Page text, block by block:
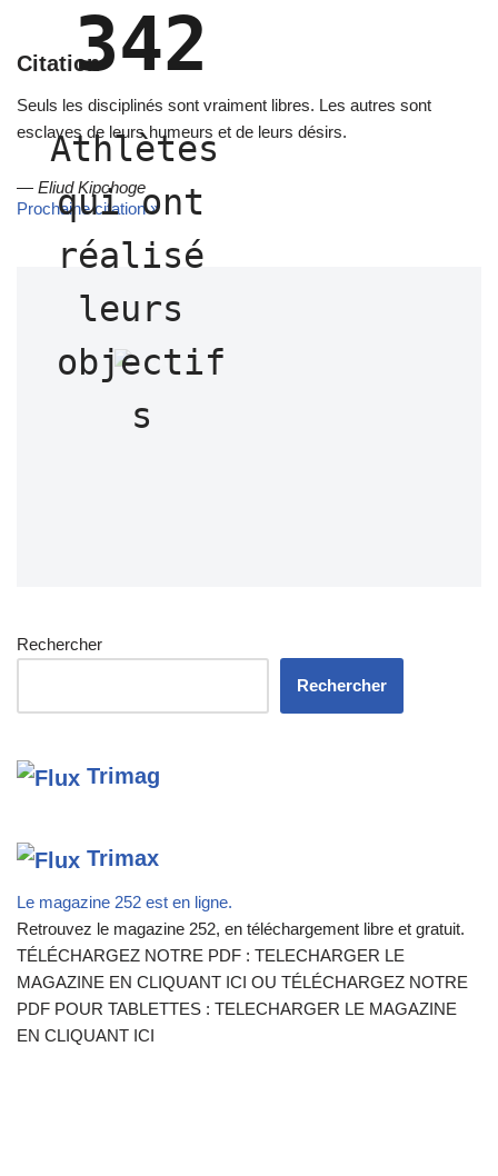
Citation
Seuls les disciplinés sont vraiment libres. Les autres sont
esclaves de leurs humeurs et de leurs désirs.
— Eliud Kipchoge
Prochaine citation »
342
Athlètes
qui ont
réalisé
leurs
objectif
s
Rechercher
Rechercher
Trimag
Trimax
Le magazine 252 est en ligne.
Retrouvez le magazine 252, en téléchargement libre et gratuit.
TÉLÉCHARGEZ NOTRE PDF : TELECHARGER LE
MAGAZINE EN CLIQUANT ICI OU TÉLÉCHARGEZ NOTRE
PDF POUR TABLETTES : TELECHARGER LE MAGAZINE
EN CLIQUANT ICI